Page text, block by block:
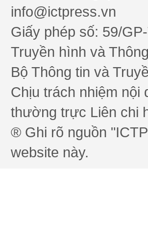
info@ictpress.vn
Giấy phép số: 59/
Truyền hình và
Bộ Thông tin và
Chịu trách nhiệm nội
thường trực Liên chi
® Ghi rõ nguồn
website này.